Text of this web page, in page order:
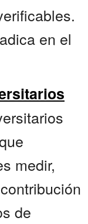
en el
medir,
de